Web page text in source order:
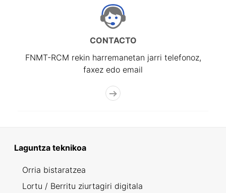
CONTACTO
FNMT-RCM rekin harremanetan jarri telefonoz,
faxez edo email
Laguntza teknikoa
Orria bistaratzea
Lortu / Berritu ziurtagiri digitala